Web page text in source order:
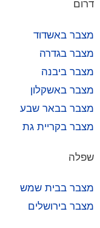
דרום
מצבר באשדוד
מצבר בגדרה
מצבר ביבנה
מצבר באשקלון
מצבר בבאר שבע
מצבר בקריית גת
שפלה
מצבר בבית שמש
מצבר בירושלים